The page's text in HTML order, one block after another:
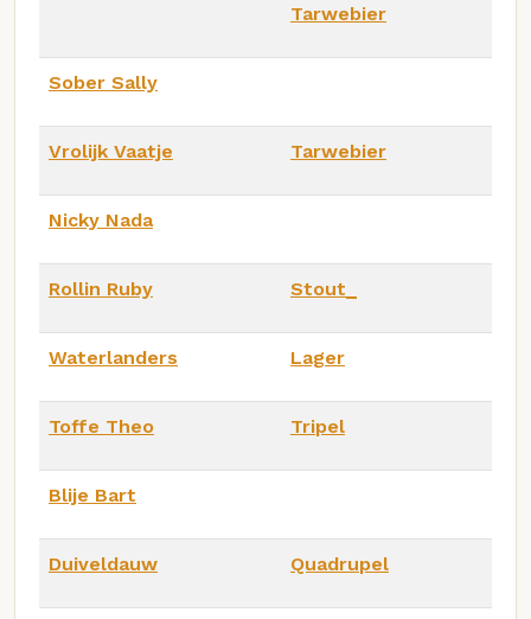
Tarwebier
Sober Sally
Vrolijk Vaatje Tarwebier
Nicky Nada
Rollin Ruby Stout_
Waterlanders Lager
Toffe Theo Tripel
Blije Bart
Duiveldauw Quadrupel